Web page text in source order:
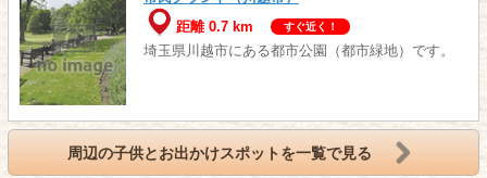
距離 0.7 km
すぐ近く！
埼玉県川越市にある都市公園（都市緑地）です。
周辺の子供とお出かけスポットを一覧で見る